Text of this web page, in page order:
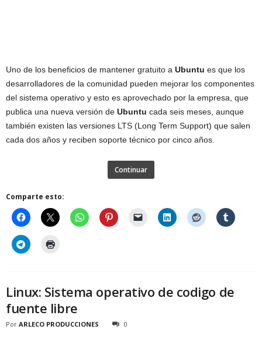
Uno de los beneficios de mantener gratuito a Ubuntu es que los
desarrolladores de la comunidad pueden mejorar los componentes
del sistema operativo y esto es aprovechado por la empresa, que
publica una nueva versión de Ubuntu cada seis meses, aunque
también existen las versiones LTS (Long Term Support) que salen
cada dos años y reciben soporte técnico por cinco años.
Continuar
Comparte esto:
Linux: Sistema operativo de codigo de
fuente libre
Por ARLECO PRODUCCIONES 0